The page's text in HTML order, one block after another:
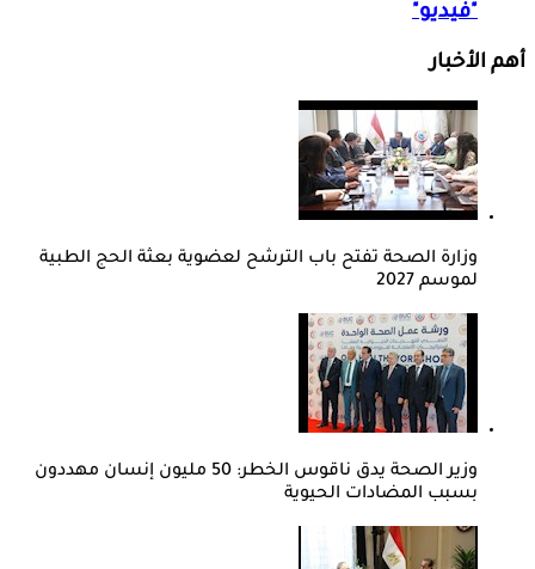
"فيديو"
أهم الأخبار
وزارة الصحة تفتح باب الترشح لعضوية بعثة الحج الطبية
لموسم 2027
وزير الصحة يدق ناقوس الخطر: 50 مليون إنسان مهددون
بسبب المضادات الحيوية